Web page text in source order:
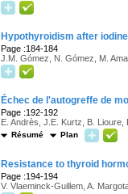
Hypothyroidism after
Page :184-184
J.M. Gómez, N. Gómez, M.
Échec de l'autogreffe de
Page :192-192
E. Andrès, J.E. Kurtz, B. Lioure,
Résumé Plan
Resistance to thyroid
Page :194-194
V. Vlaeminck-Guillem, A.